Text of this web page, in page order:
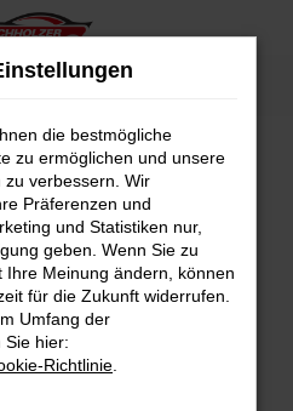
Fahrzeugsuche
Error
aufgetreten.
die dir helfen können:
und deine
zum Beispiel deine
die bestmögliche
zu ermöglichen und unsere
zu verbessern. Wir
Präferenzen und
und Statistiken nur,
geben. Wenn Sie zu
Meinung ändern, können
für die Zukunft widerrufen.
Umfang der
Sie hier:
Richtlinie